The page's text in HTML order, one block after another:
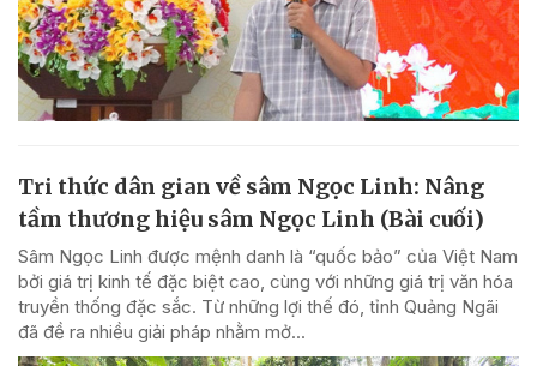
Tri thức dân gian về sâm Ngọc Linh: Nâng
tầm thương hiệu sâm Ngọc Linh (Bài cuối)
Sâm Ngọc Linh được mệnh danh là “quốc bảo” của Việt Nam
bởi giá trị kinh tế đặc biệt cao, cùng với những giá trị văn hóa
truyền thống đặc sắc. Từ những lợi thế đó, tỉnh Quảng Ngãi
đã đề ra nhiều giải pháp nhằm mở...